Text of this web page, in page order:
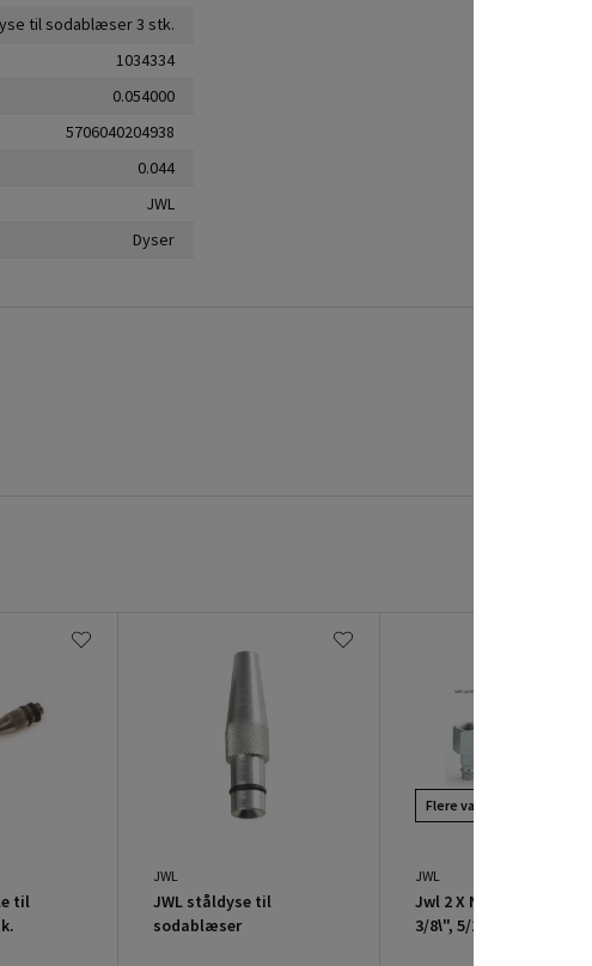
til sodablæser 3 stk.
1034334
0.054000
5706040204938
0.044
JWL
Dyser
til
JWL
JWL ståldyse til
sodablæser
Flere valgmuligheder
JWL
Jwl 2 X Nippel 1/2\", 1/4\",
3/8\", 5/16\"